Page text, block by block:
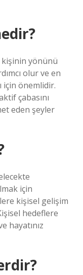
yönünü
olur ve en
için önemlidir.
çabasını
eden şeyler
için
kişisel gelişim
hedeflere
hayatınız